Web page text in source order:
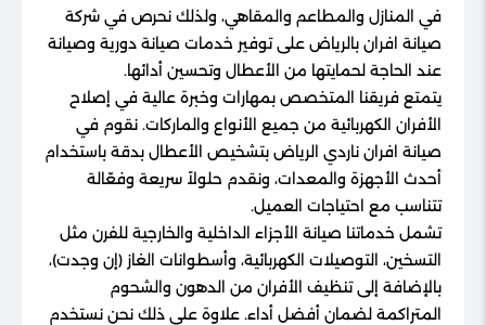
في المنازل والمطاعم والمقاهي، ولذلك نحرص في شركة
صيانة افران بالرياض على توفير خدمات صيانة دورية وصيانة
عند الحاجة لحمايتها من الأعطال وتحسين أدائها.
يتمتع فريقنا المتخصص بمهارات وخبرة عالية في إصلاح
الأفران الكهربائية من جميع الأنواع والماركات. نقوم في
صيانة افران ناردي الرياض بتشخيص الأعطال بدقة باستخدام
أحدث الأجهزة والمعدات، ونقدم حلولاً سريعة وفعّالة
تتناسب مع احتياجات العميل.
تشمل خدماتنا صيانة الأجزاء الداخلية والخارجية للفرن مثل
التسخين، التوصيلات الكهربائية، وأسطوانات الغاز (إن وجدت)،
بالإضافة إلى تنظيف الأفران من الدهون والشحوم
المتراكمة لضمان أفضل أداء. علاوة على ذلك نحن نستخدم